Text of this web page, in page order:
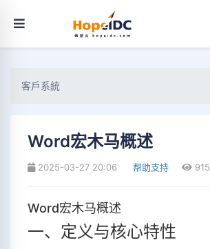
客戶系統
Word宏木马概述
2025-03-27 20:06 帮助支持 915
Word宏木马概述
一、定义与核心特性